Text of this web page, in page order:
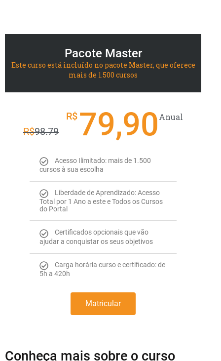
Pacote Master
Este curso está incluído no pacote Master, que oferece
mais de 1.500 cursos
R$98.79
R$ 79,90Anual
Acesso Ilimitado: mais de 1.500
cursos à sua escolha
Liberdade de Aprendizado: Acesso
Total por 1 Ano a este e Todos os Cursos
do Portal
Certificados opcionais que vão
ajudar a conquistar os seus objetivos
Carga horária curso e certificado: de
5h a 420h
Matricular
Conheça mais sobre o curso